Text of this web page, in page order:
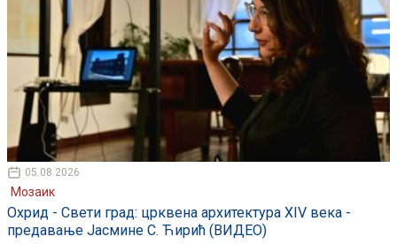
05.08.2026
Мозаик
Охрид - Свети град: црквена архитектура XIV века -
предавање Јасмине С. Ћирић (ВИДЕО)